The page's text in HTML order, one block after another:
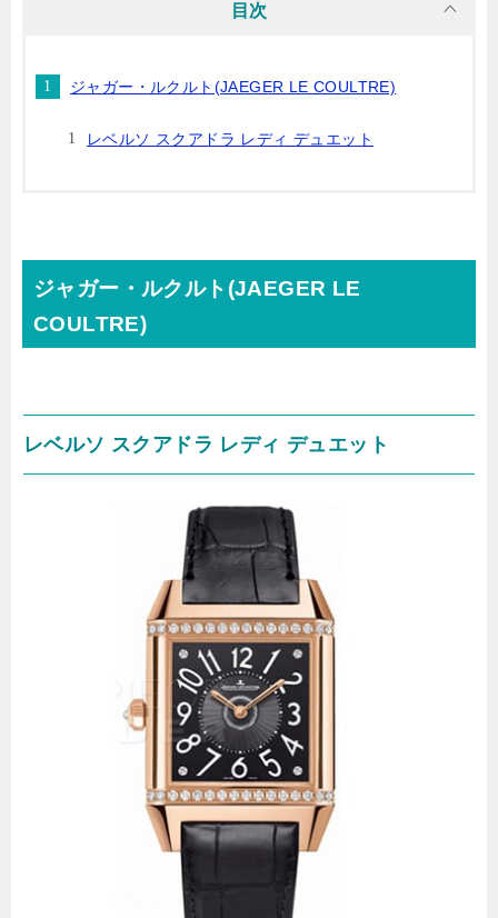
目次
ジャガー・ルクルト(JAEGER LE COULTRE)
レベルソ スクアドラ レディ デュエット
ジャガー・ルクルト(JAEGER LE
COULTRE)
レベルソ スクアドラ レディ デュエット